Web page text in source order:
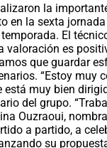
la
la sexta
El
es
que guardar
“Estoy
muy bien
del grupo.
Ouzraoui,
a partido, a
su